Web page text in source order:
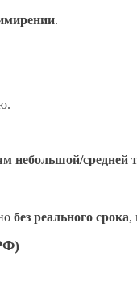
.
небольшой/средней
без реального срока,